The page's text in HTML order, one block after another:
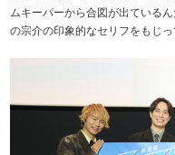
ムキーパーから合図が出ている
の宗介の印象的なセリフをもじ